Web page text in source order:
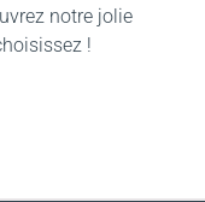
notre jolie
!